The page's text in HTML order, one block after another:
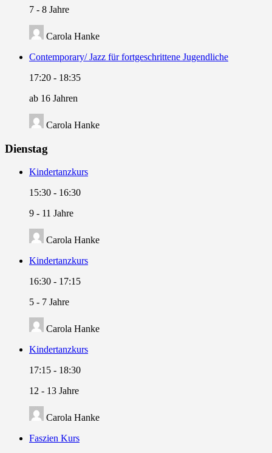
7 - 8 Jahre
Carola Hanke
Contemporary/ Jazz für fortgeschrittene Jugendliche
17:20 - 18:35
ab 16 Jahren
Carola Hanke
Dienstag
Kindertanzkurs
15:30 - 16:30
9 - 11 Jahre
Carola Hanke
Kindertanzkurs
16:30 - 17:15
5 - 7 Jahre
Carola Hanke
Kindertanzkurs
17:15 - 18:30
12 - 13 Jahre
Carola Hanke
Faszien Kurs